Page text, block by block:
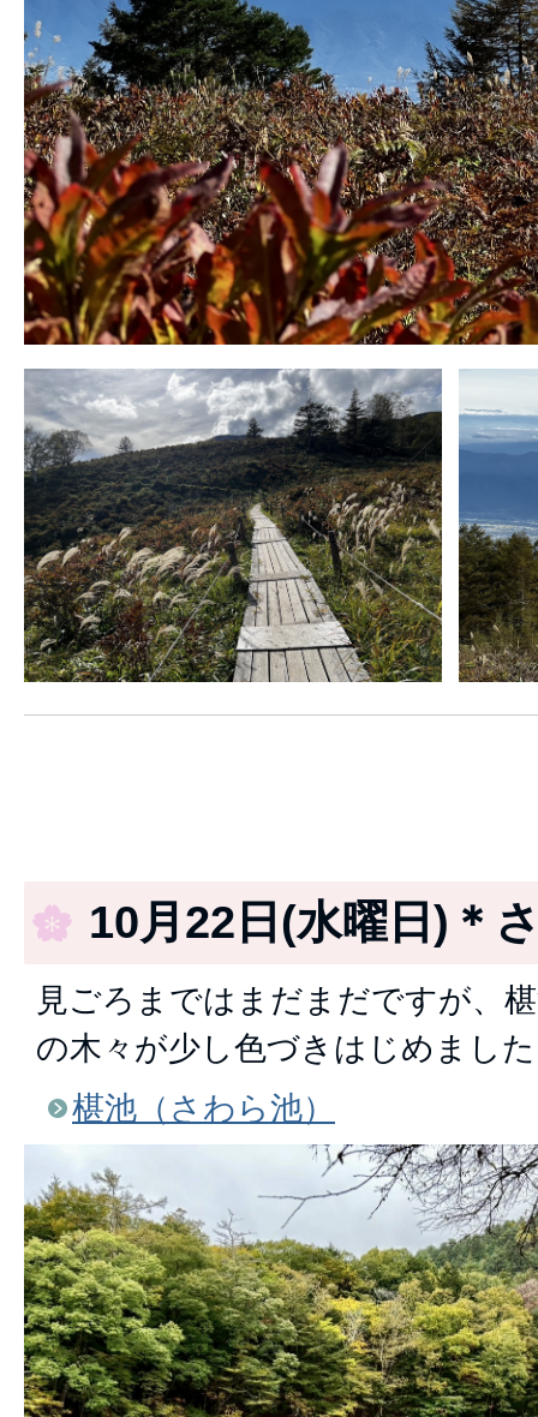
10月22日(水曜日)＊
見ごろまではまだまだですが、
の木々が少し色づきはじめまし
椹池（さわら池）